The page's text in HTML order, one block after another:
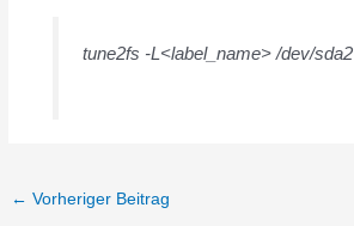
tune2fs -L<label_name> /dev/sda2
← Vorheriger Beitrag